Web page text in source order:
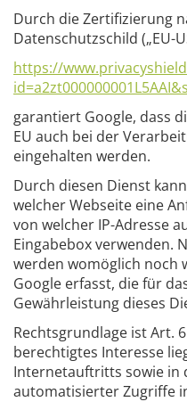
Durch die Zertifizierung
Datenschutzschild („EU-
https://
garantiert Google, dass
EU auch bei der
eingehalten werden.
Durch diesen Dienst
welcher Webseite eine
von welcher IP-Adresse
Eingabebox verwenden.
werden womöglich noch
Google erfasst, die für
Gewährleistung dieses
Rechtsgrundlage ist Art.
berechtigtes Interesse
Internetauftritts sowie in
automatisierter Zugriffe